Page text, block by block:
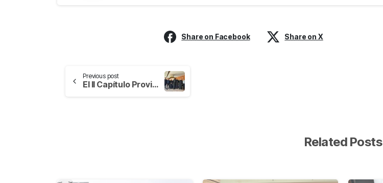
Share on Facebook Share on X
Previous post
El II Capítulo Provincial eligió al nuevo Consejo Provincial de América Latina y el Caribe
Related Posts